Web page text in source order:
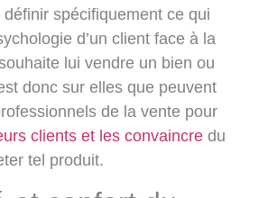
spécifiquement ce qui
d’un client face à la
lui vendre un bien ou
donc sur elles que peuvent
de la vente pour
clients et les convaincre du
tel produit.